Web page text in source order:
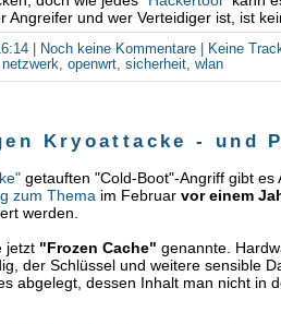
Angreifer und wer Verteidiger ist, ist
Noch keine Kommentare
Keine
,netzwerk ,openwrt ,sicherheit ,wlan
Kryoattacke - und
getauften "Cold-Boot"-Angriff gibt es
zum Thema im Februarvor einem
werden.
jetzt "Frozen Cache" genannte.
der Schlüssel und weitere sensible
abgelegt, dessen Inhalt man nicht in